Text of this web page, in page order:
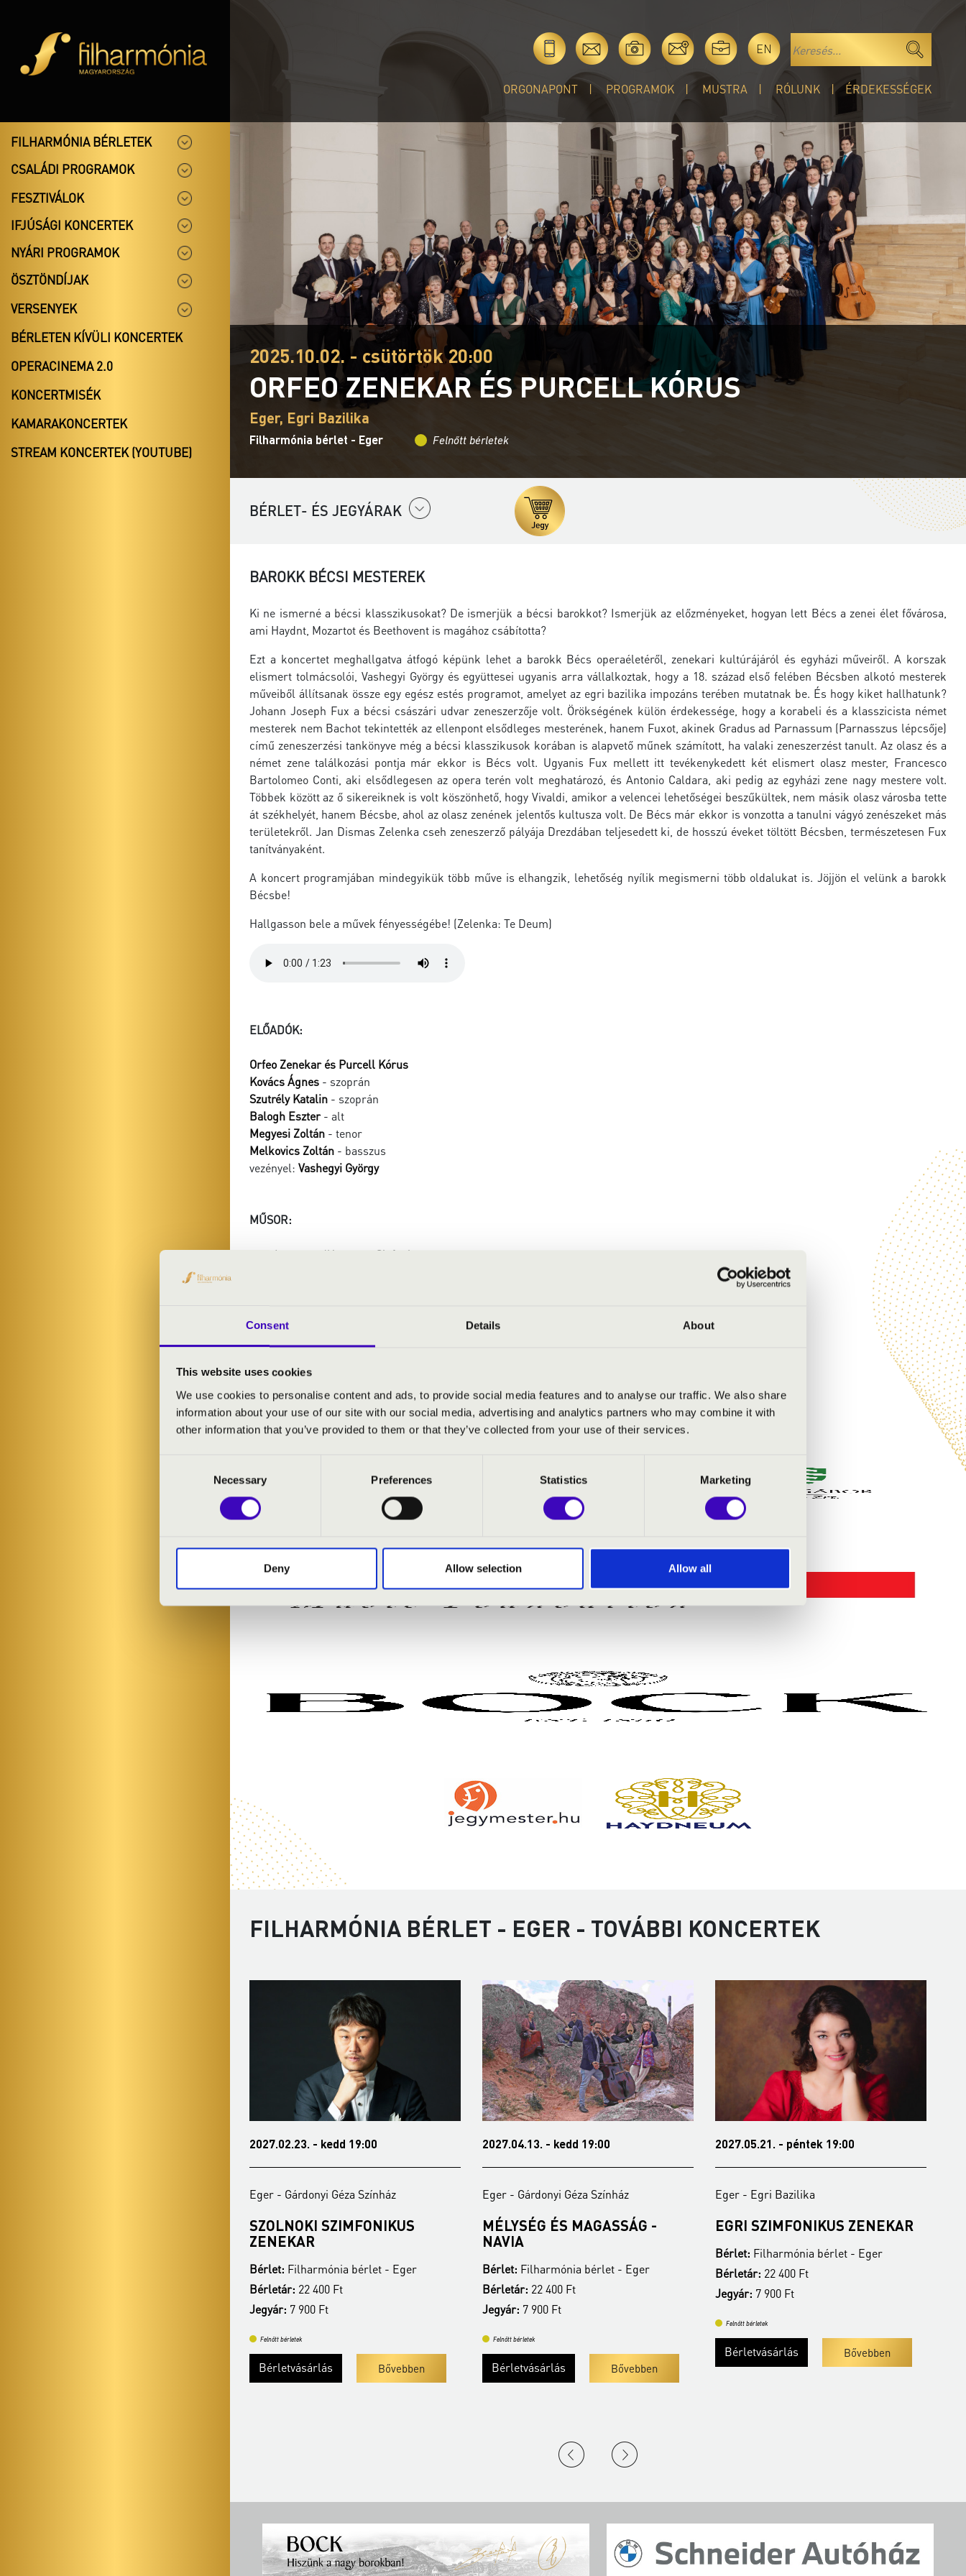
Consent Details About
This website uses cookies
We use cookies to personalise content and ads, to provide social media features and to analyse our traffic. We also share
information about your use of our site with our social media, advertising and analytics partners who may combine it with
other information that you’ve provided to them or that they’ve collected from your use of their services.
Necessary Preferences Statistics Marketing
Deny Allow selection Allow all
EN
ORGONAPONT PROGRAMOK MUSTRA RÓLUNK ÉRDEKESSÉGEK
FILHARMÓNIA BÉRLETEK
CSALÁDI PROGRAMOK
FESZTIVÁLOK
IFJÚSÁGI KONCERTEK
NYÁRI PROGRAMOK
ÖSZTÖNDÍJAK
VERSENYEK
BÉRLETEN KÍVÜLI KONCERTEK
OPERACINEMA 2.0
KONCERTMISÉK
KAMARAKONCERTEK
STREAM KONCERTEK (YOUTUBE)
2025.10.02. - csütörtök 20:00
ORFEO ZENEKAR ÉS PURCELL KÓRUS
Eger, Egri Bazilika
Filharmónia bérlet - Eger Felnőtt bérletek
BÉRLET- ÉS JEGYÁRAK
BAROKK BÉCSI MESTEREK
Ki ne ismerné a bécsi klasszikusokat? De ismerjük a bécsi barokkot? Ismerjük az előzményeket, hogyan lett Bécs a zenei élet fővárosa,
ami Haydnt, Mozartot és Beethovent is magához csábította?
Ezt a koncertet meghallgatva átfogó képünk lehet a barokk Bécs operaéletéről, zenekari kultúrájáról és egyházi műveiről. A korszak
elismert tolmácsolói, Vashegyi György és együttesei ugyanis arra vállalkoztak, hogy a 18. század első felében Bécsben alkotó mesterek
műveiből állítsanak össze egy egész estés programot, amelyet az egri bazilika impozáns terében mutatnak be. És hogy kiket hallhatunk?
Johann Joseph Fux a bécsi császári udvar zeneszerzője volt. Örökségének külön érdekessége, hogy a korabeli és a klasszicista német
mesterek nem Bachot tekintették az ellenpont elsődleges mesterének, hanem Fuxot, akinek Gradus ad Parnassum (Parnasszus lépcsője)
című zeneszerzési tankönyve még a bécsi klasszikusok korában is alapvető műnek számított, ha valaki zeneszerzést tanult. Az olasz és a
német zene találkozási pontja már ekkor is Bécs volt. Ugyanis Fux mellett itt tevékenykedett két elismert olasz mester, Francesco
Bartolomeo Conti, aki elsődlegesen az opera terén volt meghatározó, és Antonio Caldara, aki pedig az egyházi zene nagy mestere volt.
Többek között az ő sikereiknek is volt köszönhető, hogy Vivaldi, amikor a velencei lehetőségei beszűkültek, nem másik olasz városba tette
át székhelyét, hanem Bécsbe, ahol az olasz zenének jelentős kultusza volt. De Bécs már ekkor is vonzotta a tanulni vágyó zenészeket más
területekről. Jan Dismas Zelenka cseh zeneszerző pályája Drezdában teljesedett ki, de hosszú éveket töltött Bécsben, természetesen Fux
tanítványaként.
A koncert programjában mindegyikük több műve is elhangzik, lehetőség nyílik megismerni több oldalukat is. Jöjjön el velünk a barokk
Bécsbe!
Hallgasson bele a művek fényességébe! (Zelenka: Te Deum)
ELŐADÓK:
Orfeo Zenekar és Purcell Kórus
Kovács Ágnes - szoprán
Szutrély Katalin - szoprán
Balogh Eszter- alt
Megyesi Zoltán - tenor
Melkovics Zoltán - basszus
vezényel: Vashegyi György
MŰSOR:
Fux: Le nozze d'Aurora – Sinfonia
Fux: Pulcheria – Intrada
Zelenka: Te Deum
FILHARMÓNIA BÉRLET - EGER - TOVÁBBI KONCERTEK
2027.02.23. - kedd 19:00
Eger - Gárdonyi Géza Színház
SZOLNOKI SZIMFONIKUS
ZENEKAR
Bérlet: Filharmónia bérlet - Eger
Bérletár: 22 400 Ft
Jegyár: 7 900 Ft
Felnőtt bérletek
Bérletvásárlás Bővebben
2027.04.13. - kedd 19:00
Eger - Gárdonyi Géza Színház
MÉLYSÉG ÉS MAGASSÁG -
NAVIA
Bérlet: Filharmónia bérlet - Eger
Bérletár: 22 400 Ft
Jegyár: 7 900 Ft
Felnőtt bérletek
Bérletvásárlás Bővebben
2027.05.21. - péntek 19:00
Eger - Egri Bazilika
EGRI SZIMFONIKUS ZENEKAR
Bérlet: Filharmónia bérlet - Eger
Bérletár: 22 400 Ft
Jegyár: 7 900 Ft
Felnőtt bérletek
Bérletvásárlás Bővebben